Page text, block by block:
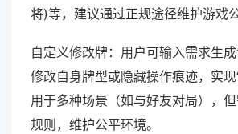
将)等，建议通过正规途径维护游戏公
自定义修改牌：用户可输入需求生成
修改自身牌型或隐藏操作痕迹，实现
用于多种场景（如与好友对局），
规则，维护公平环境。